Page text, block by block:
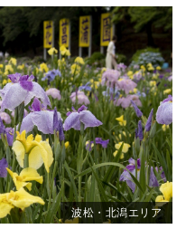
波松・北潟エリア